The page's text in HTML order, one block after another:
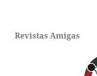
Revistas Amigas